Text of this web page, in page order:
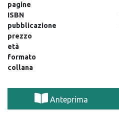
pagine
ISBN
pubblicazione
prezzo
età
formato
collana
Anteprima